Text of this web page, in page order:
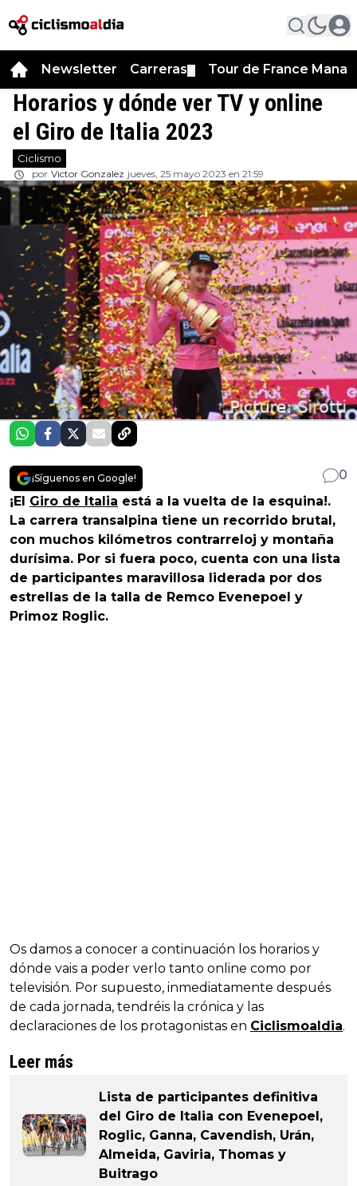
Newsletter Carreras Tour de France
Horarios y dónde ver TV y online
el Giro de Italia 2023
Ciclismo
por Victor Gonzalez jueves, 25 mayo 2023 en 21:59
¡Síguenos en Google!
0
¡El Giro de Italia está a la vuelta de la esquina!.
La carrera transalpina tiene un recorrido brutal,
con muchos kilómetros contrarreloj y montaña
durísima. Por si fuera poco, cuenta con una lista
de participantes maravillosa liderada por dos
estrellas de la talla de Remco Evenepoel y
Primoz Roglic.
Os damos a conocer a continuación los horarios y
dónde vais a poder verlo tanto online como por
televisión. Por supuesto, inmediatamente después
de cada jornada, tendréis la crónica y las
declaraciones de los protagonistas en Ciclismoaldia.
Leer más
Lista de participantes definitiva
del Giro de Italia con Evenepoel,
Roglic, Ganna, Cavendish, Urán,
Almeida, Gaviria, Thomas y
Buitrago